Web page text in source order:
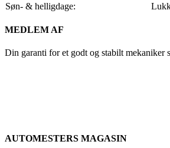
Søn- & helligdage:
MEDLEM AF
Din garanti for et godt og stabilt mekaniker
AUTOMESTERS MAGASIN